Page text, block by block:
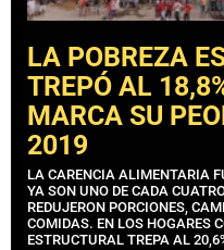
LA POBREZA
TREPÓ AL
MARCA SU
2019
LA CARENCIA ALIMENTARIA
YA SON UNO DE CADA
REDUJERON PORCIONES,
COMIDAS. EN LOS HOGARES
ESTRUCTURAL TREPA AL